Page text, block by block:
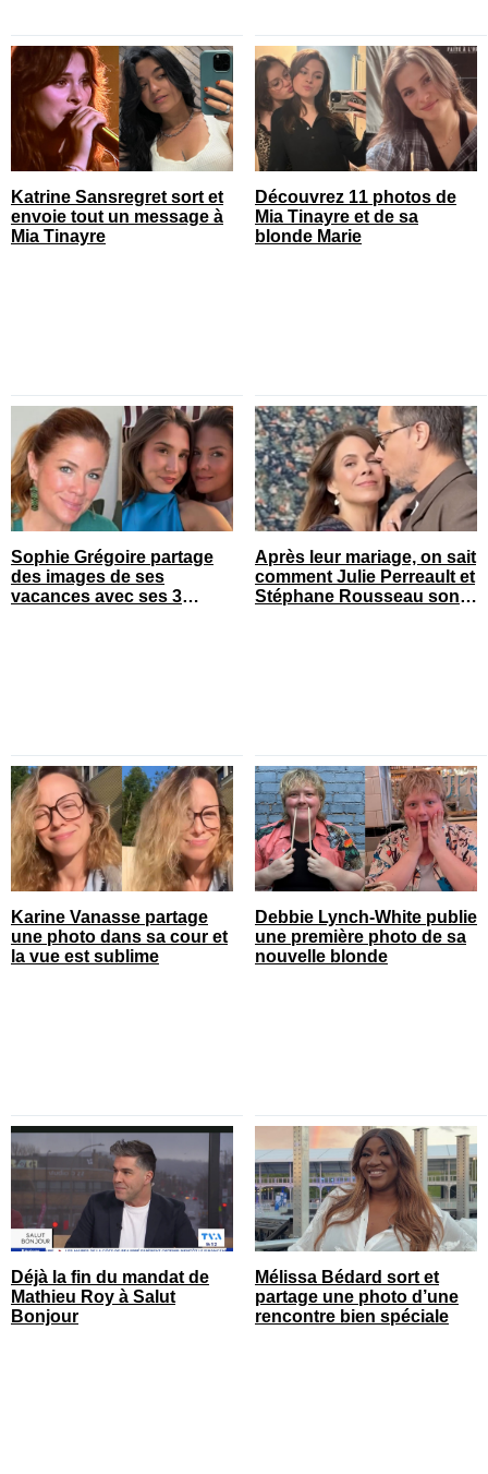
Katrine Sansregret sort et
envoie tout un message à
Mia Tinayre
Découvrez 11 photos de
Mia Tinayre et de sa
blonde Marie
Sophie Grégoire partage
des images de ses
vacances avec ses 3
Après leur mariage, on sait
comment Julie Perreault et
Stéphane Rousseau sont
Karine Vanasse partage
une photo dans sa cour et
la vue est sublime
Debbie Lynch-White publie
une première photo de sa
nouvelle blonde
Déjà la fin du mandat de
Mathieu Roy à Salut
Bonjour
Mélissa Bédard sort et
partage une photo d’une
rencontre bien spéciale